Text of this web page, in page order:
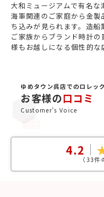
大和ミュージアムで有名
海軍関連のご家庭から金
ち込みが見られます。造
ご家族からブランド時計
様もお越しになる個性的な
ゆめタウン呉店でのロレッ
お客様の口コミ
Customer's Voice
4.2
（33件